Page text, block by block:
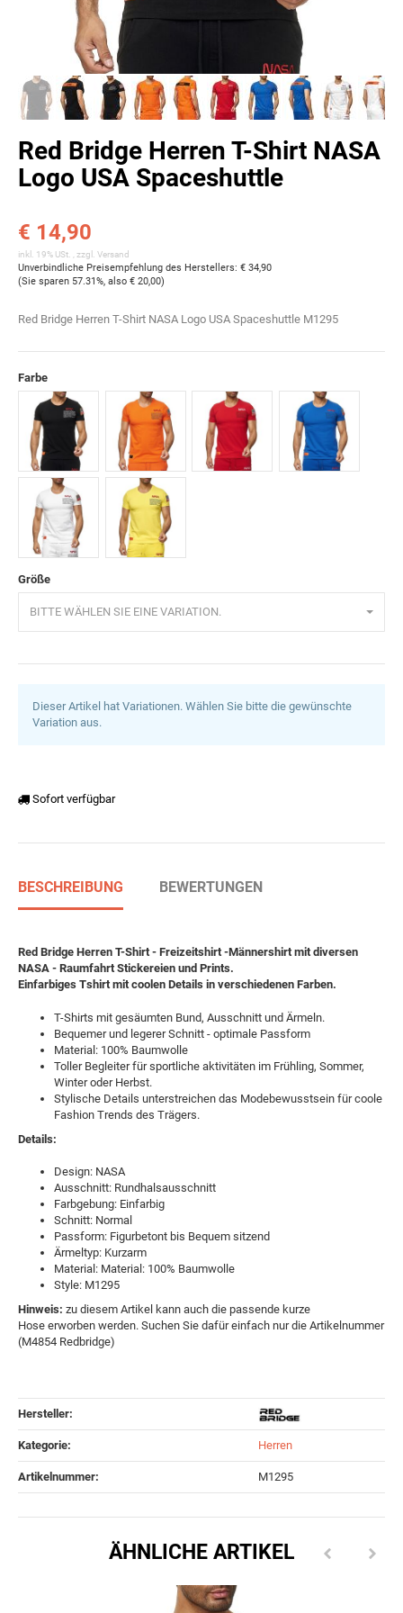
Red Bridge Herren T-Shirt NASA
Logo USA Spaceshuttle
€ 14,90
inkl. 19% USt. , zzgl. Versand
Unverbindliche Preisempfehlung des Herstellers: € 34,90
(Sie sparen 57.31%, also € 20,00)
Red Bridge Herren T-Shirt NASA Logo USA Spaceshuttle M1295
Farbe
Schwarz Orange
Weiß
Größe
BITTE WÄHLEN SIE EINE VARIATION.
Dieser Artikel hat Variationen. Wählen Sie bitte die gewünschte
Variation aus.
Sofort verfügbar
BESCHREIBUNG BEWERTUNGEN
Red Bridge Herren T-Shirt - Freizeitshirt -Männershirt mit diversen
NASA - Raumfahrt Stickereien und Prints.
Einfarbiges Tshirt mit coolen Details in verschiedenen Farben.
T-Shirts mit gesäumten Bund, Ausschnitt und Ärmeln.
Bequemer und legerer Schnitt - optimale Passform
Material: 100% Baumwolle
Toller Begleiter für sportliche aktivitäten im Frühling, Sommer,
Winter oder Herbst.
Stylische Details unterstreichen das Modebewusstsein für coole
Fashion Trends des Trägers.
Details:
Design: NASA
Ausschnitt: Rundhalsausschnitt
Farbgebung: Einfarbig
Schnitt: Normal
Passform: Figurbetont bis Bequem sitzend
Ärmeltyp: Kurzarm
Material: Material: 100% Baumwolle
Style: M1295
Hinweis: zu diesem Artikel kann auch die passende kurze
Hose erworben werden. Suchen Sie dafür einfach nur die Artikelnummer
(M4854 Redbridge)
Hersteller:
Kategorie: Herren
Artikelnummer: M1295
ÄHNLICHE ARTIKEL